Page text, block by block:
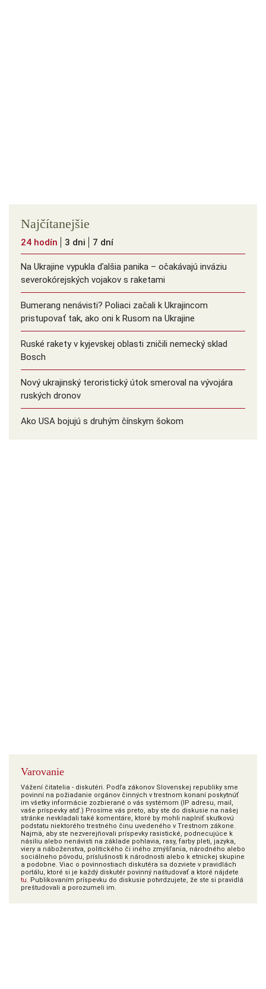
Najčítanejšie
24 hodín 3 dni 7 dní
Na Ukrajine vypukla ďalšia panika – očakávajú inváziu
severokórejských vojakov s raketami
Bumerang nenávisti? Poliaci začali k Ukrajincom
pristupovať tak, ako oni k Rusom na Ukrajine
Ruské rakety v kyjevskej oblasti zničili nemecký sklad
Bosch
Nový ukrajinský teroristický útok smeroval na vývojára
ruských dronov
Ako USA bojujú s druhým čínskym šokom
Varovanie
Vážení čitatelia - diskutéri. Podľa zákonov Slovenskej republiky sme
povinní na požiadanie orgánov činných v trestnom konaní poskytnúť
im všetky informácie zozbierané o vás systémom (IP adresu, mail,
vaše príspevky atď.) Prosíme vás preto, aby ste do diskusie na našej
stránke nevkladali také komentáre, ktoré by mohli naplniť skutkovú
podstatu niektorého trestného činu uvedeného v Trestnom zákone.
Najmä, aby ste nezverejňovali príspevky rasistické, podnecujúce k
násiliu alebo nenávisti na základe pohlavia, rasy, farby pleti, jazyka,
viery a náboženstva, politického či iného zmýšľania, národného alebo
sociálneho pôvodu, príslušnosti k národnosti alebo k etnickej skupine
a podobne. Viac o povinnostiach diskutéra sa dozviete v pravidlách
portálu, ktoré si je každý diskutér povinný naštudovať a ktoré nájdete
tu. Publikovaním príspevku do diskusie potvrdzujete, že ste si pravidlá
preštudovali a porozumeli im.